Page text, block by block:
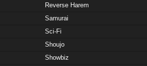
Reverse Harem
Samurai
Sci-Fi
Shoujo
Showbiz